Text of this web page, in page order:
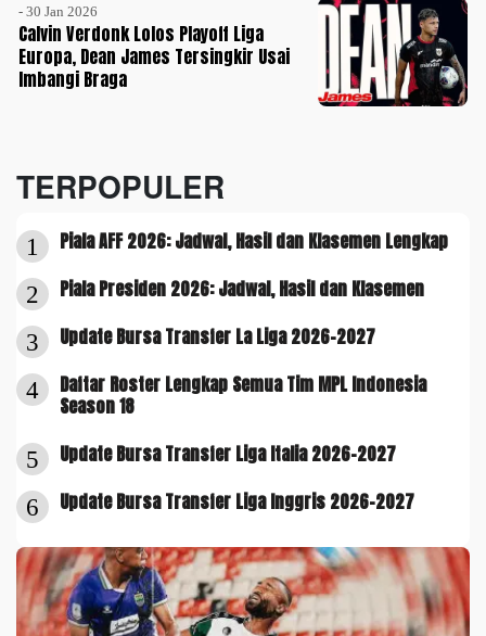
- 30 Jan 2026
Calvin Verdonk Lolos Playoff Liga
Europa, Dean James Tersingkir Usai
Imbangi Braga
TERPOPULER
1 Piala AFF 2026: Jadwal, Hasil dan Klasemen Lengkap
2 Piala Presiden 2026: Jadwal, Hasil dan Klasemen
3 Update Bursa Transfer La Liga 2026-2027
4
Daftar Roster Lengkap Semua Tim MPL Indonesia
Season 18
5 Update Bursa Transfer Liga Italia 2026-2027
6 Update Bursa Transfer Liga Inggris 2026-2027